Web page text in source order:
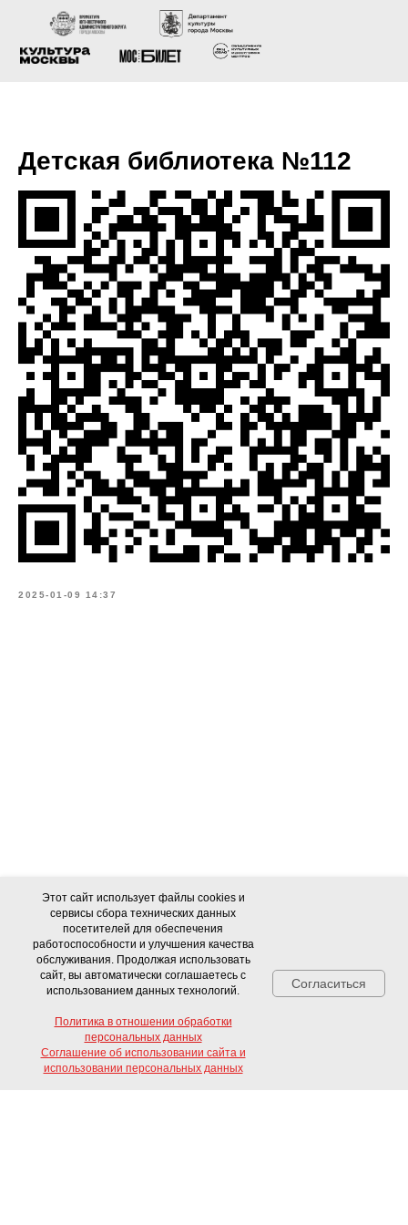
Свяжитесь с нами!
Детская библиотека №112
2025-01-09 14:37
Этот сайт использует файлы cookies и
сервисы сбора технических данных
посетителей для обеспечения
работоспособности и улучшения качества
обслуживания. Продолжая использовать
сайт, вы автоматически соглашаетесь с
использованием данных технологий.
Политика в отношении обработки
персональных данных
Соглашение об использовании сайта и
использовании персональных данных
Согласиться